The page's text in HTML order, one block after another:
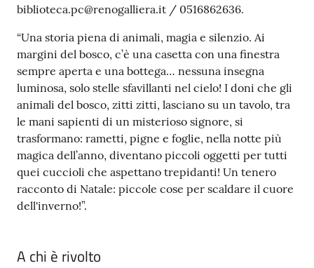
biblioteca.pc@renogalliera.it / 0516862636.
“Una storia piena di animali, magia e silenzio. Ai
margini del bosco, c’è una casetta con una finestra
sempre aperta e una bottega… nessuna insegna
luminosa, solo stelle sfavillanti nel cielo! I doni che gli
animali del bosco, zitti zitti, lasciano su un tavolo, tra
le mani sapienti di un misterioso signore, si
trasformano: rametti, pigne e foglie, nella notte più
magica dell’anno, diventano piccoli oggetti per tutti
quei cuccioli che aspettano trepidanti! Un tenero
racconto di Natale: piccole cose per scaldare il cuore
dell'inverno!”.
A chi è rivolto